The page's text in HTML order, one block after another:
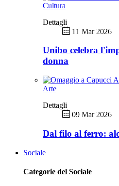
Cultura
Dettagli
11 Mar 2026
Unibo celebra
donna
Arte
Dettagli
09 Mar 2026
Dal filo al ferro:
Sociale
Categorie del Sociale